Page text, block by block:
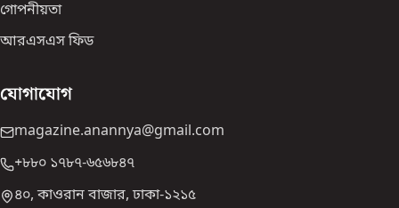
গোপনীয়তা
আরএসএস ফিড
যোগাযোগ
magazine.anannya@gmail.com
+৮৮০ ১৭৮৭-৬৫৬৮৪৭
৪০, কাওরান বাজার, ঢাকা-১২১৫